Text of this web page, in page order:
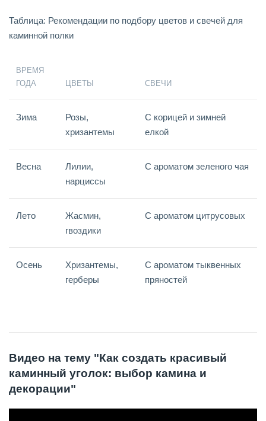
Таблица: Рекомендации по подбору цветов и свечей для
каминной полки
ВРЕМЯ
ГОДА
ЦВЕТЫ СВЕЧИ
Зима
Розы,
хризантемы
С корицей и зимней
елкой
Весна
Лилии,
нарциссы
С ароматом зеленого чая
Лето
Жасмин,
гвоздики
С ароматом цитрусовых
Осень
Хризантемы,
герберы
С ароматом тыквенных
пряностей
Видео на тему "Как создать красивый
каминный уголок: выбор камина и
декорации"